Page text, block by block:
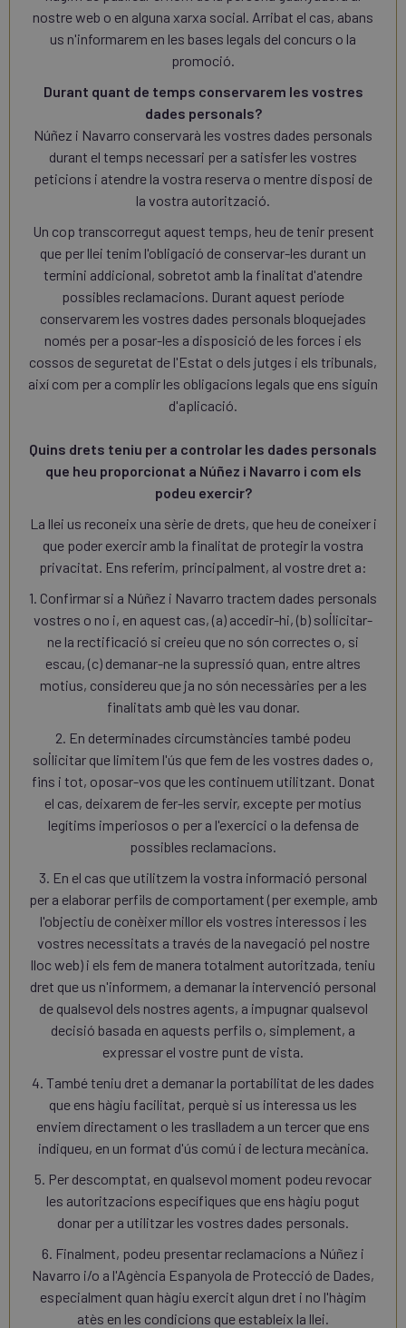
nostre web o en alguna xarxa social. Arribat el cas, abans
us n'informarem en les bases legals del concurs o la
promoció.
Durant quant de temps conservarem les vostres
dades personals?
Núñez i Navarro conservarà les vostres dades personals
durant el temps necessari per a satisfer les vostres
peticions i atendre la vostra reserva o mentre disposi de
la vostra autorització.
Un cop transcorregut aquest temps, heu de tenir present
que per llei tenim l'obligació de conservar-les durant un
termini addicional, sobretot amb la finalitat d'atendre
possibles reclamacions. Durant aquest període
conservarem les vostres dades personals bloquejades
només per a posar-les a disposició de les forces i els
cossos de seguretat de l'Estat o dels jutges i els tribunals,
així com per a complir les obligacions legals que ens siguin
d'aplicació.
Quins drets teniu per a controlar les dades personals
que heu proporcionat a Núñez i Navarro i com els
podeu exercir?
La llei us reconeix una sèrie de drets, que heu de coneixer i
que poder exercir amb la finalitat de protegir la vostra
privacitat. Ens referim, principalment, al vostre dret a:
1. Confirmar si a Núñez i Navarro tractem dades personals
vostres o no i, en aquest cas, (a) accedir-hi, (b) sol·licitar-
ne la rectificació si creieu que no són correctes o, si
escau, (c) demanar-ne la supressió quan, entre altres
motius, considereu que ja no són necessàries per a les
finalitats amb què les vau donar.
2. En determinades circumstàncies també podeu
sol·licitar que limitem l'ús que fem de les vostres dades o,
fins i tot, oposar-vos que les continuem utilitzant. Donat
el cas, deixarem de fer-les servir, excepte per motius
legítims imperiosos o per a l'exercici o la defensa de
possibles reclamacions.
3. En el cas que utilitzem la vostra informació personal
per a elaborar perfils de comportament (per exemple, amb
l'objectiu de conèixer millor els vostres interessos i les
vostres necessitats a través de la navegació pel nostre
lloc web) i els fem de manera totalment autoritzada, teniu
dret que us n'informem, a demanar la intervenció personal
de qualsevol dels nostres agents, a impugnar qualsevol
decisió basada en aquests perfils o, simplement, a
expressar el vostre punt de vista.
4. També teniu dret a demanar la portabilitat de les dades
que ens hàgiu facilitat, perquè si us interessa us les
enviem directament o les traslladem a un tercer que ens
indiqueu, en un format d'ús comú i de lectura mecànica.
5. Per descomptat, en qualsevol moment podeu revocar
les autoritzacions específiques que ens hàgiu pogut
donar per a utilitzar les vostres dades personals.
6. Finalment, podeu presentar reclamacions a Núñez i
Navarro i/o a l'Agència Espanyola de Protecció de Dades,
especialment quan hàgiu exercit algun dret i no l'hàgim
atès en les condicions que estableix la llei.